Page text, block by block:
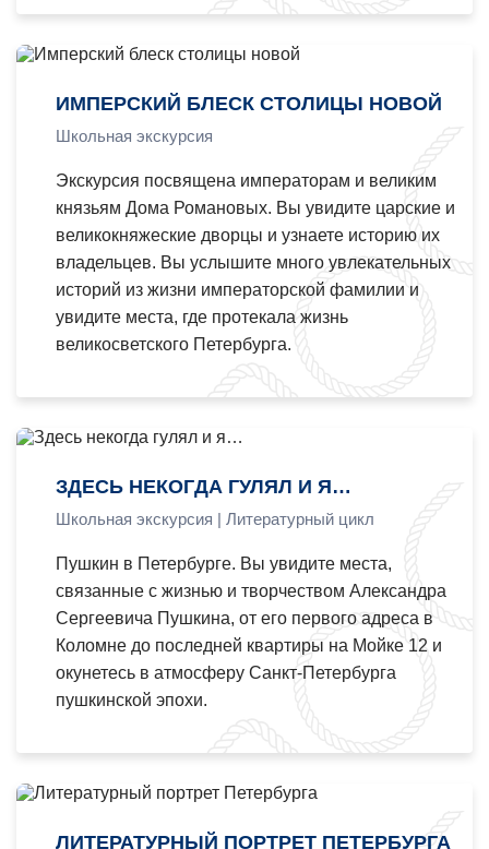
ИМПЕРСКИЙ БЛЕСК СТОЛИЦЫ НОВОЙ
Школьная экскурсия
Экскурсия посвящена императорам и великим
князьям Дома Романовых. Вы увидите царские и
великокняжеские дворцы и узнаете историю их
владельцев. Вы услышите много увлекательных
историй из жизни императорской фамилии и
увидите места, где протекала жизнь
великосветского Петербурга.
ЗДЕСЬ НЕКОГДА ГУЛЯЛ И Я…
Школьная экскурсия | Литературный цикл
Пушкин в Петербурге. Вы увидите места,
связанные с жизнью и творчеством Александра
Сергеевича Пушкина, от его первого адреса в
Коломне до последней квартиры на Мойке 12 и
окунетесь в атмосферу Санкт-Петербурга
пушкинской эпохи.
ЛИТЕРАТУРНЫЙ ПОРТРЕТ ПЕТЕРБУРГА